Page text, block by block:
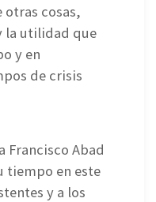
otras cosas,
la utilidad que
y en
de crisis
Francisco Abad
tiempo en este
y a los